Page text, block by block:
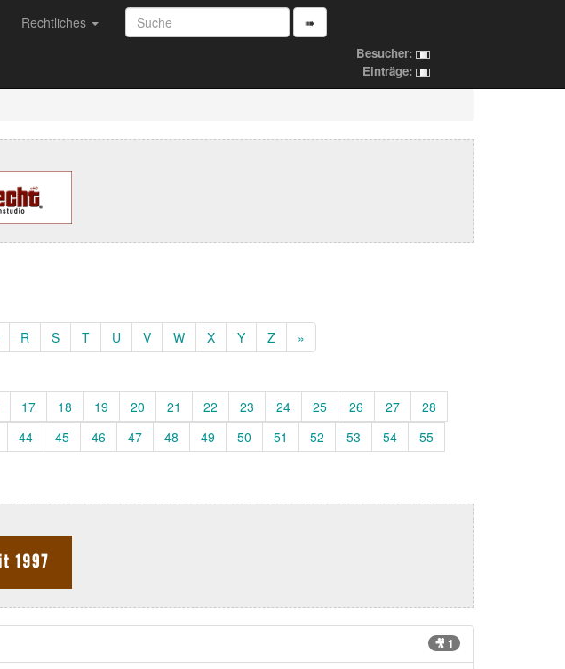
Rechtliches ➠
Besucher:
Einträge:
R S T U V W X Y Z »
17 18 19 20 21 22 23 24 25 26 27
28
44 45 46 47 48 49 50 51 52 53 54
55
🎥 1